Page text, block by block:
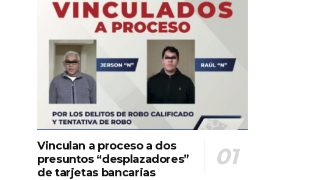
Vinculan a proceso a dos
presuntos “desplazadores”
de tarjetas bancarias